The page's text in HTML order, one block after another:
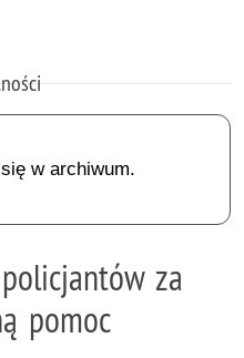
w archiwum.
za
pomoc